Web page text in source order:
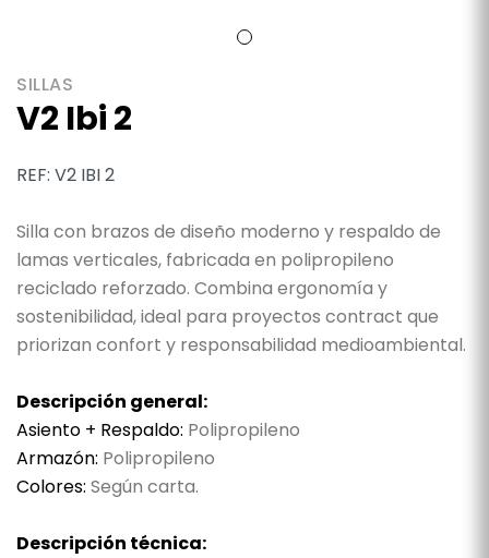
SILLAS
V2 Ibi 2
REF: V2 IBI 2
Silla con brazos de diseño moderno y respaldo de
lamas verticales, fabricada en polipropileno
reciclado reforzado. Combina ergonomía y
sostenibilidad, ideal para proyectos contract que
priorizan confort y responsabilidad medioambiental.
Descripción general:
Asiento + Respaldo: Polipropileno
Armazón: Polipropileno
Colores: Según carta.
Descripción técnica: